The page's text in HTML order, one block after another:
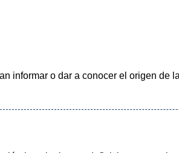
informar o dar a conocer el origen de